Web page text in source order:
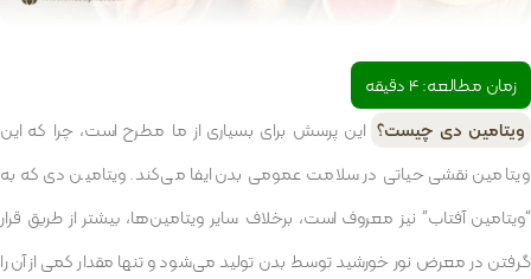
زمان مطالعه:4دقیقه
ویتامین دی چیست؟ این پرسش برای بسیاری از ما مطرح است، چرا که این
ویتامین نقشی حیاتی در سلامت عمومی بدن ایفا می‌کند. ویتامین دی که به
“ویتامین آفتاب” نیز معروف است، برخلاف سایر ویتامین‌ها، بیشتر از طریق قرار
گرفتن در معرض نور خورشید توسط بدن تولید می‌شود و تنها مقدار کمی از آن را